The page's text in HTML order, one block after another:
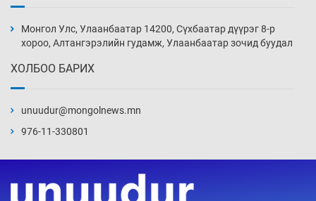
4 цаг 24 мин
4 цаг 54 мин
5 цаг 24 мин
Монгол Улс, Улаанбаатар 14200, Сүхбаатар дүүрэг 8-р
хороо, Алтангэрэлийн гудамж, Улаанбаатар зочид буудал
ХОЛБОО БАРИХ
unuudur@mongolnews.mn
976-11-330801